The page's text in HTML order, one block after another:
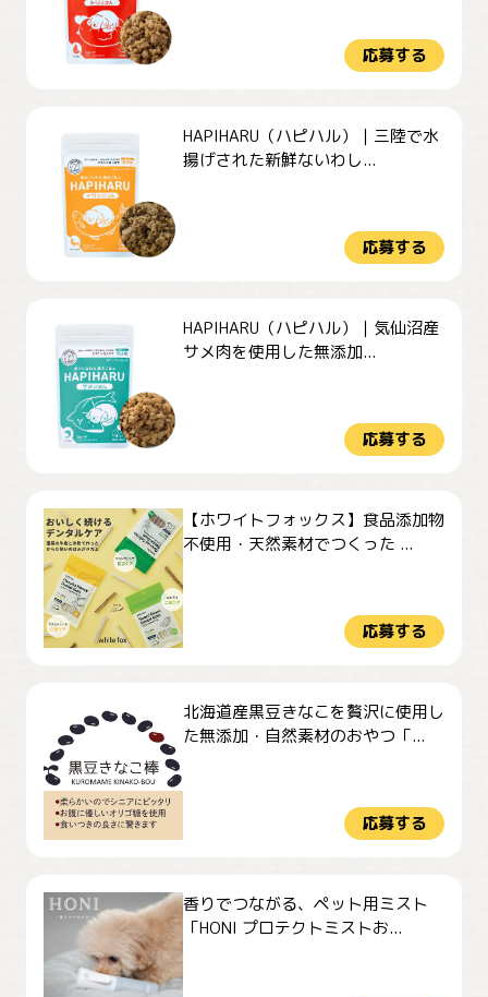
応募する
HAPIHARU（ハピハル）｜三陸で水
揚げされた新鮮ないわし...
応募する
HAPIHARU（ハピハル）｜気仙沼産
サメ肉を使用した無添加...
応募する
【ホワイトフォックス】食品添加物
不使用・天然素材でつくった ...
応募する
北海道産黒豆きなこを贅沢に使用し
た無添加・自然素材のおやつ「...
応募する
香りでつながる、ペット用ミスト
「HONI プロテクトミストお...